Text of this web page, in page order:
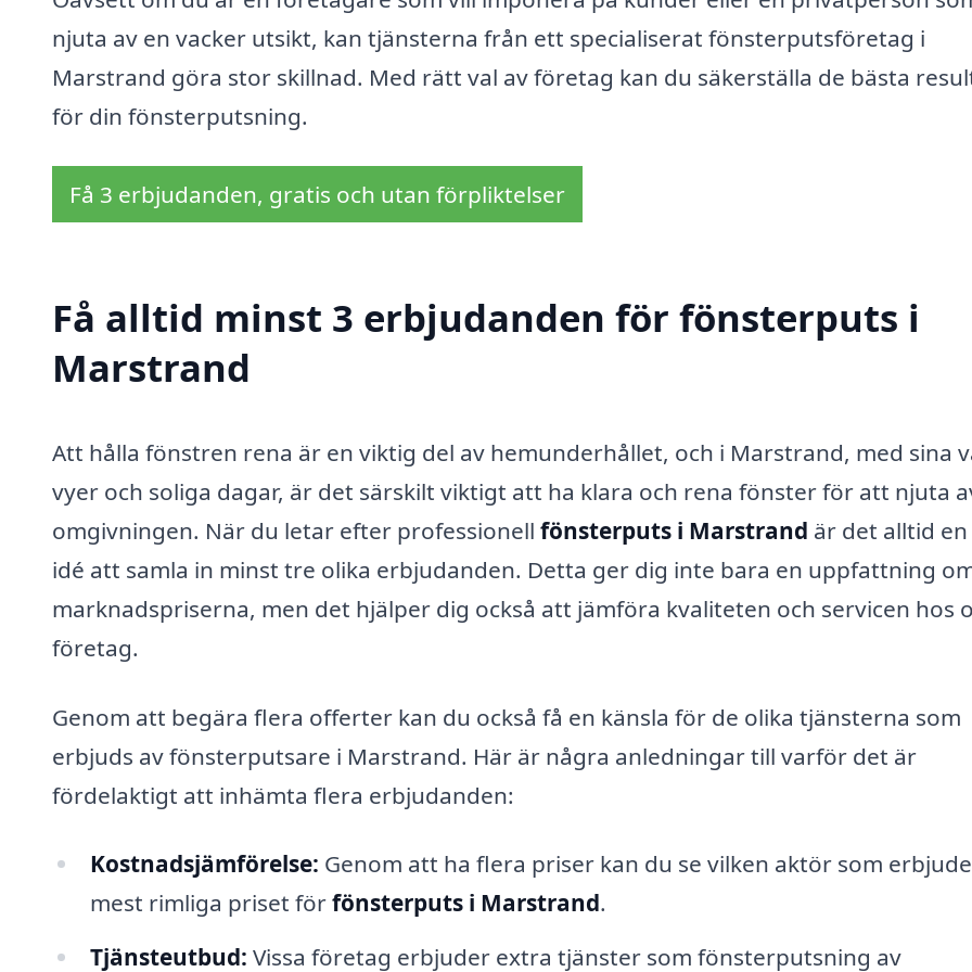
njuta av en vacker utsikt, kan tjänsterna från ett specialiserat fönsterputsföretag i
Marstrand göra stor skillnad. Med rätt val av företag kan du säkerställa de bästa
för din fönsterputsning.
Få 3 erbjudanden, gratis och utan förpliktelser
Få alltid minst 3 erbjudanden för fönsterputs i
Marstrand
Att hålla fönstren rena är en viktig del av hemunderhållet, och i Marstrand, med sina
vyer och soliga dagar, är det särskilt viktigt att ha klara och rena fönster för att njuta
omgivningen. När du letar efter professionell fönsterputs i Marstrand är det alltid
idé att samla in minst tre olika erbjudanden. Detta ger dig inte bara en uppfattning
marknadspriserna, men det hjälper dig också att jämföra kvaliteten och servicen hos
företag.
Genom att begära flera offerter kan du också få en känsla för de olika tjänsterna som
erbjuds av fönsterputsare i Marstrand. Här är några anledningar till varför det är
fördelaktigt att inhämta flera erbjudanden:
Kostnadsjämförelse: Genom att ha flera priser kan du se vilken aktör som
mest rimliga priset förfönsterputs i Marstrand.
Tjänsteutbud: Vissa företag erbjuder extra tjänster som fönsterputsning av